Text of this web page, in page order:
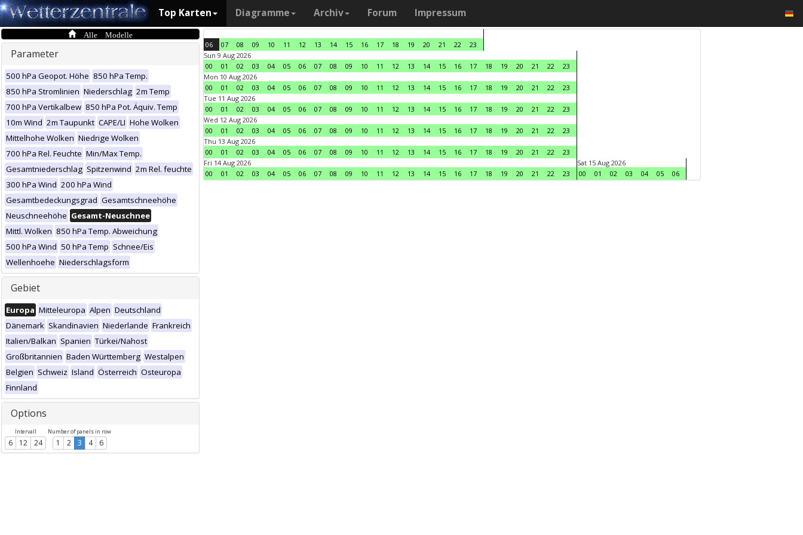
Top Karten Diagramme Archiv Forum Impressum
Alle Modelle
Parameter
500 hPa Geopot. Höhe 850 hPa Temp.
850 hPa Stromlinien Niederschlag 2m Temp
700 hPa Vertikalbew 850 hPa Pot. Äquiv. Temp
10m Wind 2m Taupunkt CAPE/LI Hohe Wolken
Mittelhohe Wolken Niedrige Wolken
700 hPa Rel. Feuchte Min/Max Temp.
Gesamtniederschlag Spitzenwind 2m Rel. feuchte
300 hPa Wind 200 hPa Wind
Gesamtbedeckungsgrad Gesamtschneehöhe
Neuschneehöhe Gesamt-Neuschnee
Mittl. Wolken 850 hPa Temp. Abweichung
500 hPa Wind 50 hPa Temp Schnee/Eis
Wellenhoehe Niederschlagsform
Gebiet
Europa Mitteleuropa Alpen Deutschland
Dänemark Skandinavien Niederlande Frankreich
Italien/Balkan Spanien Türkei/Nahost
Großbritannien Baden Württemberg Westalpen
Belgien Schweiz Island Österreich Osteuropa
Finnland
Options
Intervall
6 12 24
Number of panels in row
1 2 3 4 6
06 07 08 09 10 11 12 13 14 15 16 17 18 19 20 21 22
23
Sun 9 Aug 2026
00
01 02 03 04 05 06 07 08 09 10 11 12 13 14 15 16 17 18 19 20 21 22
23
Mon 10 Aug 2026
00
01 02 03 04 05 06 07 08 09 10 11 12 13 14 15 16 17 18 19 20 21 22
23
Tue 11 Aug 2026
00
01 02 03 04 05 06 07 08 09 10 11 12 13 14 15 16 17 18 19 20 21 22
23
Wed 12 Aug 2026
00
01 02 03 04 05 06 07 08 09 10 11 12 13 14 15 16 17 18 19 20 21 22
23
Thu 13 Aug 2026
00
01 02 03 04 05 06 07 08 09 10 11 12 13 14 15 16 17 18 19 20 21 22
23
Fri 14 Aug 2026
00
01 02 03 04 05 06 07 08 09 10 11 12 13 14 15 16 17 18 19 20 21 22 23
Sat 15 Aug 2026
00
01 02 03 04 05 06